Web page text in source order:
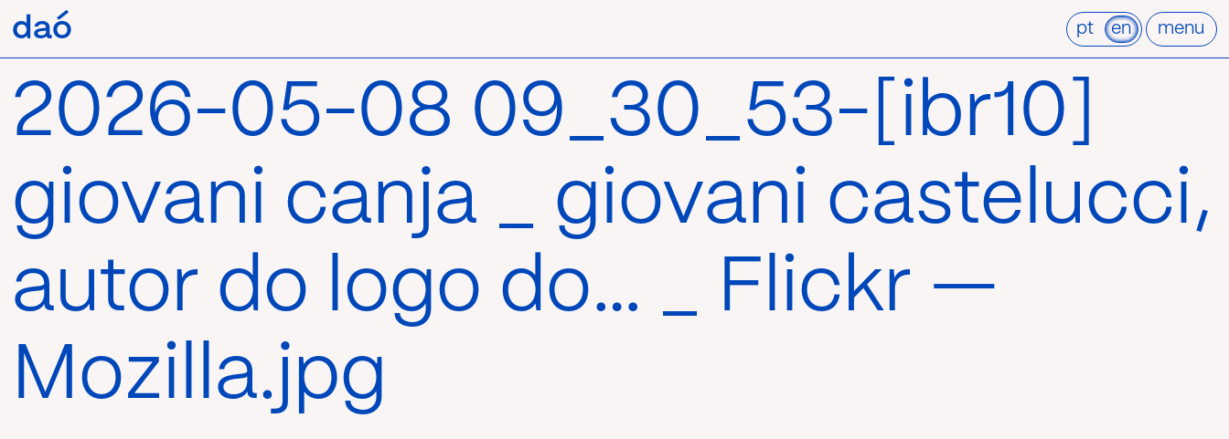
Pular
para
daó pt en menu
daó
2026-05-08 09_30_53-[ibr10]
giovani canja _ giovani castelucci,
autor do logo do… _ Flickr —
Mozilla.jpg